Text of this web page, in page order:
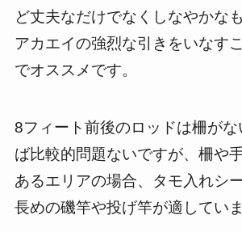
ど丈夫なだけでなくしなやかな
アカエイの強烈な引きをいなす
でオススメです。
8フィート前後のロッドは柵が
ば比較的問題ないですが、柵や
あるエリアの場合、タモ入れシ
長めの磯竿や投げ竿が適していま